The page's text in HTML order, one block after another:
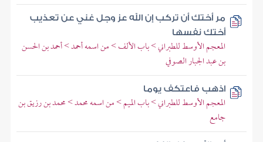
مر أختك أن تركب إن الله عز وجل غني عن تعذيب
أختك نفسها
المعجم الأوسط للطبراني > باب الألف > من اسمه أحمد > أحمد بن الحسن
بن عبد الجبار الصوفي
اذهب فاعتكف يوما
المعجم الأوسط للطبراني > باب الميم > من اسمه محمد > محمد بن رزيق بن
جامع